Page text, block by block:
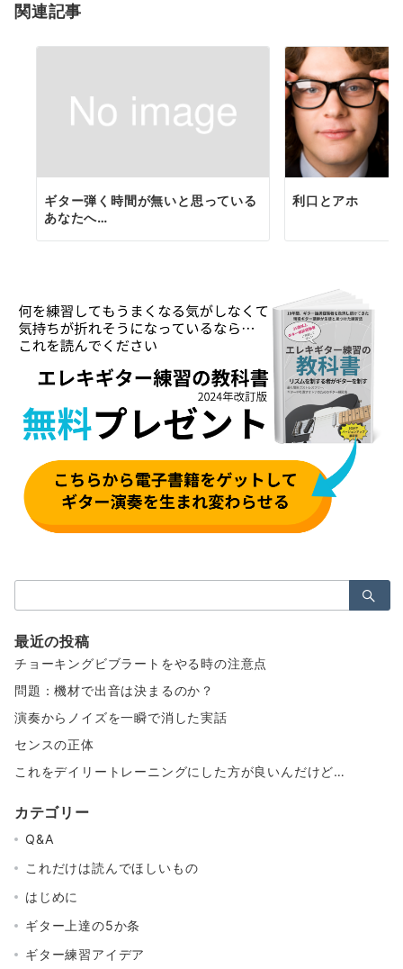
ン
関連記事
ギター弾く時間が無いと思っている
あなたへ…
利口とアホ
索：
最近の投稿
チョーキングビブラートをやる時の注意点
問題：機材で出音は決まるのか？
演奏からノイズを一瞬で消した実話
センスの正体
これをデイリートレーニングにした方が良いんだけど…
カテゴリー
Q&A
これだけは読んでほしいもの
はじめに
ギター上達の5か条
ギター練習アイデア